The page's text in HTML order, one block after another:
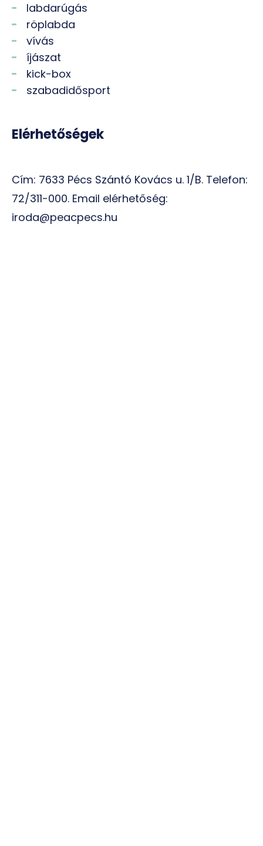
labdarúgás
röplabda
vívás
íjászat
kick-box
szabadidősport
Elérhetőségek
Cím: 7633 Pécs Szántó Kovács u. 1/B. Telefon:
72/311-000. Email elérhetőség:
iroda@peacpecs.hu